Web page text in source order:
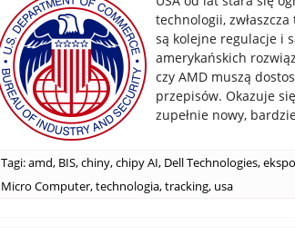
technologii,
są kolejne regulacje i
amerykańskich
czy AMD muszą
przepisów. Okazuje
zupełnie nowy,
Tagi:amd, BIS,chiny,chipy AI, Dell Technologies,
Micro Computer,technologia,tracking, usa